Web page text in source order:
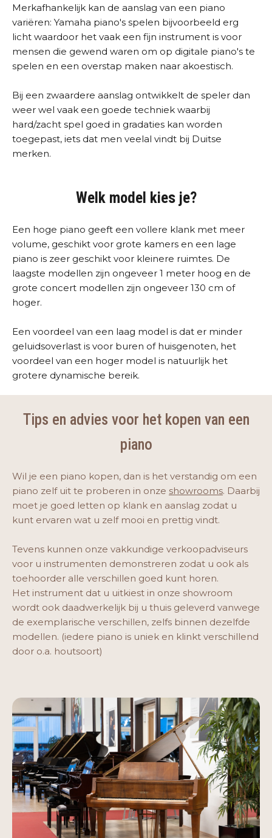
Merkafhankelijk kan de aanslag van een piano
variëren: Yamaha piano's spelen bijvoorbeeld erg
licht waardoor het vaak een fijn instrument is voor
mensen die gewend waren om op digitale piano's te
spelen en een overstap maken naar akoestisch.
Bij een zwaardere aanslag ontwikkelt de speler dan
weer wel vaak een goede techniek waarbij
hard/zacht spel goed in gradaties kan worden
toegepast, iets dat men veelal vindt bij Duitse
merken.
Welk model kies je?
Een hoge piano geeft een vollere klank met meer
volume, geschikt voor grote kamers en een lage
piano is zeer geschikt voor kleinere ruimtes. De
laagste modellen zijn ongeveer 1 meter hoog en de
grote concert modellen zijn ongeveer 130 cm of
hoger.
Een voordeel van een laag model is dat er minder
geluidsoverlast is voor buren of huisgenoten, het
voordeel van een hoger model is natuurlijk het
grotere dynamische bereik.
Tips en advies voor het kopen van een
piano
Wil je een piano kopen, dan is het verstandig om een
piano zelf uit te proberen in onze showrooms. Daarbij
moet je goed letten op klank en aanslag zodat u
kunt ervaren wat u zelf mooi en prettig vindt.
Tevens kunnen onze vakkundige verkoopadviseurs
voor u instrumenten demonstreren zodat u ook als
toehoorder alle verschillen goed kunt horen.
Het instrument dat u uitkiest in onze showroom
wordt ook daadwerkelijk bij u thuis geleverd vanwege
de exemplarische verschillen, zelfs binnen dezelfde
modellen. (iedere piano is uniek en klinkt verschillend
door o.a. houtsoort)